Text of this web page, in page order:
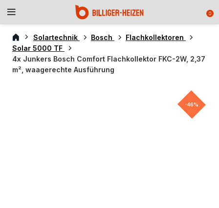
0
Solartechnik Bosch
Flachkollektoren
Solar 5000 TF
4x Junkers Bosch Comfort Flachkollektor FKC-2W, 2,37
m², waagerechte Ausführung
-46%